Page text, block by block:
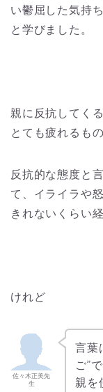
い鬱屈した気持
と学びました。
親に反抗してく
とても疲れるもの
反抗的な態度と
て、イライラや
きれないくらい
けれど
佐々木正美先
生
言葉
ご”
親を